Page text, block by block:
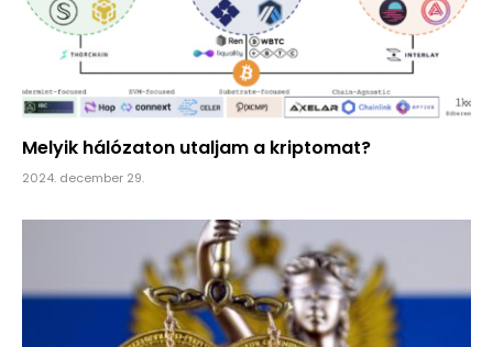
Melyik hálózaton utaljam a kriptomat?
2024. december 29.